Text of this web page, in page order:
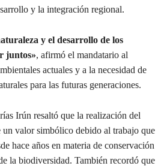
y la integración regional.
y el desarrollo de los
juntos», afirmó el mandatario al
actuales y a la necesidad de
para las futuras generaciones.
Irún resaltó que la realización del
valor simbólico debido al trabajo que
hace años en materia de conservación
la biodiversidad. También recordó que